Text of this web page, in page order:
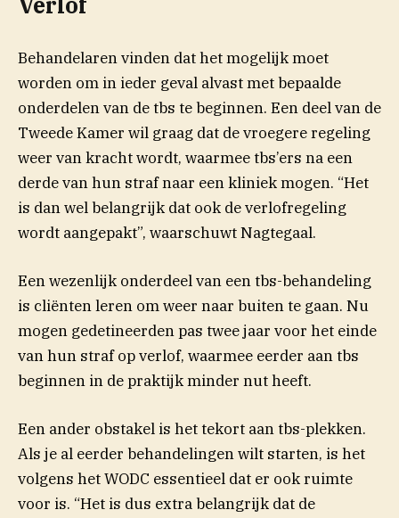
Behandelaren vinden dat het mogelijk moet
worden om in ieder geval alvast met bepaalde
onderdelen van de tbs te beginnen. Een deel van de
Tweede Kamer wil graag dat de vroegere regeling
weer van kracht wordt, waarmee tbs’ers na een
derde van hun straf naar een kliniek mogen. “Het
is dan wel belangrijk dat ook de verlofregeling
wordt aangepakt”, waarschuwt Nagtegaal.
Een wezenlijk onderdeel van een tbs-behandeling
is cliënten leren om weer naar buiten te gaan. Nu
mogen gedetineerden pas twee jaar voor het einde
van hun straf op verlof, waarmee eerder aan tbs
beginnen in de praktijk minder nut heeft.
Een ander obstakel is het tekort aan tbs-plekken.
Als je al eerder behandelingen wilt starten, is het
volgens het WODC essentieel dat er ook ruimte
voor is. “Het is dus extra belangrijk dat de